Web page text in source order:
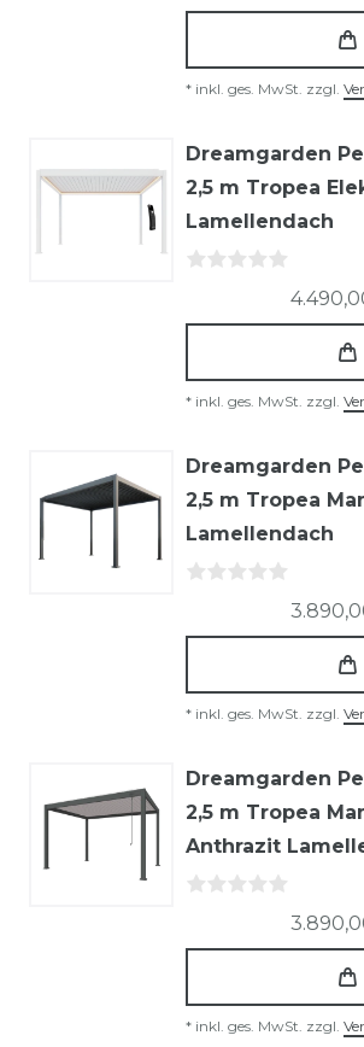
* inkl. ges. MwSt. zzgl.
Dreamgarden
2,5 m Tropea
Lamellendach
* inkl. ges. MwSt. zzgl.
Dreamgarden
2,5 m Tropea
Lamellendach
* inkl. ges. MwSt. zzgl.
Dreamgarden
2,5 m Tropea
Anthrazit
* inkl. ges. MwSt. zzgl.